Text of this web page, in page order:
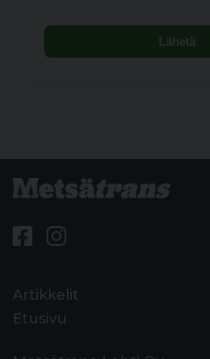
Lähetä
Artikkelit
Etusivu